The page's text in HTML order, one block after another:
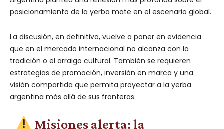
posicionamiento de la yerba mate en el escenario global.
La discusión, en definitiva, vuelve a poner en evidencia
que en el mercado internacional no alcanza con la
tradición o el arraigo cultural. También se requieren
estrategias de promoción, inversión en marca y una
visión compartida que permita proyectar a la yerba
argentina más allá de sus fronteras.
Misiones alerta: la